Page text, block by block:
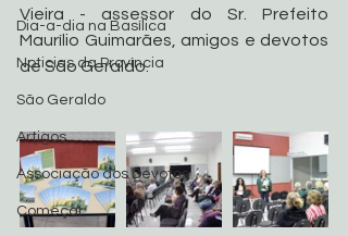
Dia-a-dia na Basílica
Noticias da Província
São Geraldo
Artigos
Associação dos Devotos
Começar
Vieira - assessor do Sr. Prefeito
Maurílio Guimarães, amigos e devotos
de São Geraldo.